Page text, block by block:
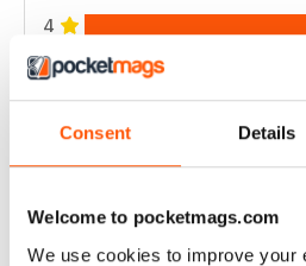
Consent Details
Welcome to pocketmags.com
We use cookies to improve your
4
3
2
VISUALIZZA LE